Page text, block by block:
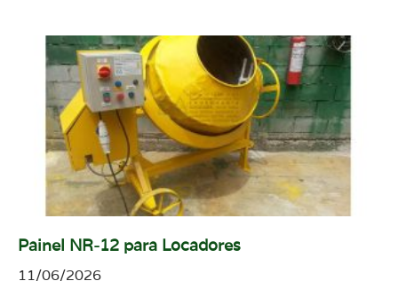
Painel NR-12 para Locadores
11/06/2026